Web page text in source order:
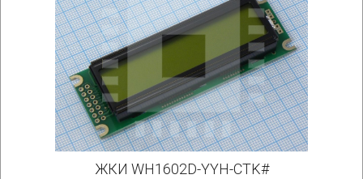
ЖКИ WH1602D-YYH-CTK#